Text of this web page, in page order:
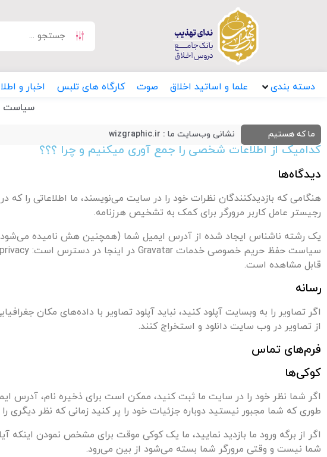
دسته بندی علما و اساتید اخلاق صوت کارگاه های تلبس اخبار و
سیاست
ما که هستیم نشانی وب‌سایت ما : wizgraphic.ir
کدامیک از اطلاعات شخصی را جمع آوری میکنیم و چرا ؟؟؟
دیدگاه‌ها
رجیستر عامل کاربر مرورگر برای کمک به تشخیص هرزنامه.
قابل مشاهده است.
رسانه
از تصاویر در وب سایت دانلود و استخراج کنند.
فرم‌های تماس
کوکی‌ها
اگر شما نظر خود را در سایت ما ثبت کنید، ممکن است برای ذخیره نام، آدرس
طوری که شما مجبور نیستید دوباره جزئیات خود را پر کنید زمانی که نظر
اگر از برگه ورود ما بازدید نمایید، ما یک کوکی موقت برای مشخص نمودن
شما نیست و وقتی مرورگر شما بسته می‌شود از بین می‌رود.